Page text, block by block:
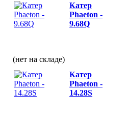
Катер
Phaeton -
9.68Q
(нет на складе)
Катер
Phaeton -
14.28S